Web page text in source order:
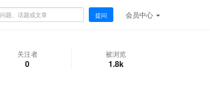
提问 会员中心
关注者
0
被浏览
1.8k